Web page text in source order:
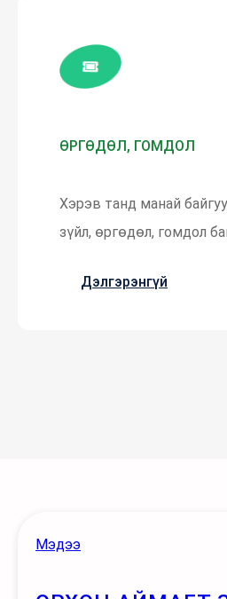
ӨРГӨДӨЛ, ГОМДОЛ
Хэрэв танд манай
зүйл, өргөдөл, гомдол
Дэлгэрэнгүй
Мэдээ